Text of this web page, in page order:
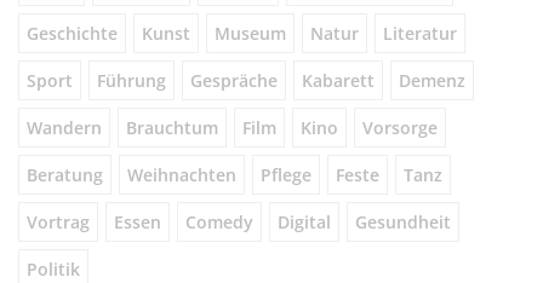
Geschichte Kunst Museum Natur Literatur
Sport Führung Gespräche Kabarett Demenz
Wandern Brauchtum Film Kino Vorsorge
Beratung Weihnachten Pflege Feste Tanz
Vortrag Essen Comedy Digital Gesundheit
Politik